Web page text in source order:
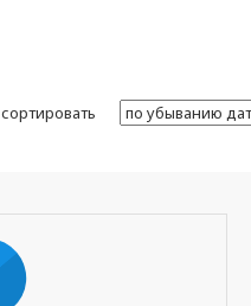
сортировать